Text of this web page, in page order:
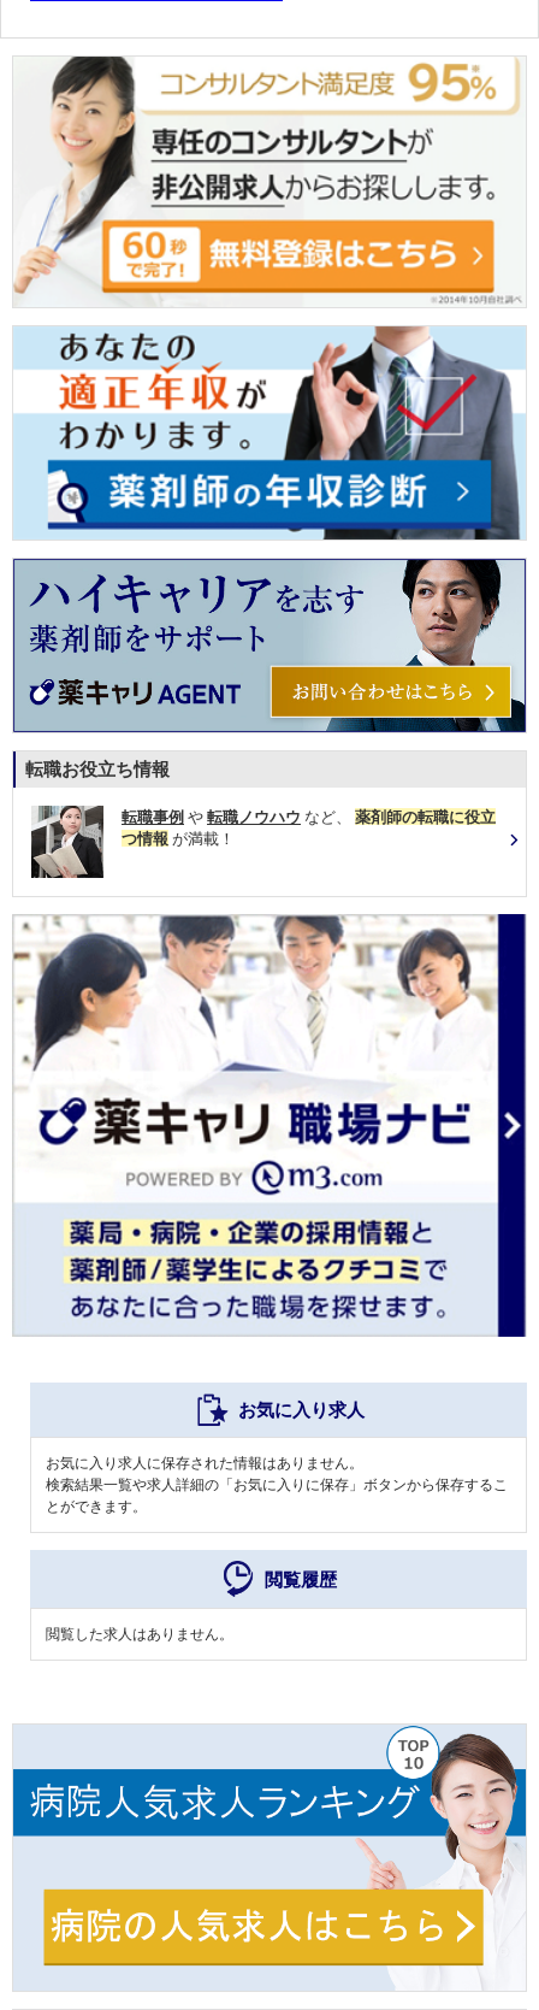
転職お役立ち情報
転職事例 や 転職ノウハウ など、 薬剤師の転職に役立
つ情報 が満載！
お気に入り求人
お気に入り求人に保存された情報はありません。
検索結果一覧や求人詳細の「お気に入りに保存」ボタンから保存するこ
とができます。
閲覧履歴
閲覧した求人はありません。